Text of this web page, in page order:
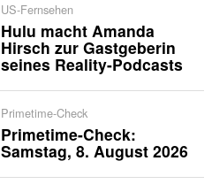
US-Fernsehen
Hulu macht Amanda
Hirsch zur Gastgeberin
seines Reality-Podcasts
Primetime-Check
Primetime-Check:
Samstag, 8. August 2026